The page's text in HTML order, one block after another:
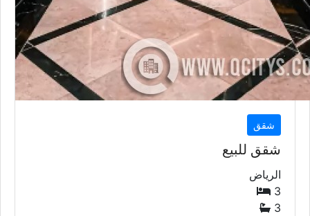
شقق
شقق للبيع
الرياض
3
3